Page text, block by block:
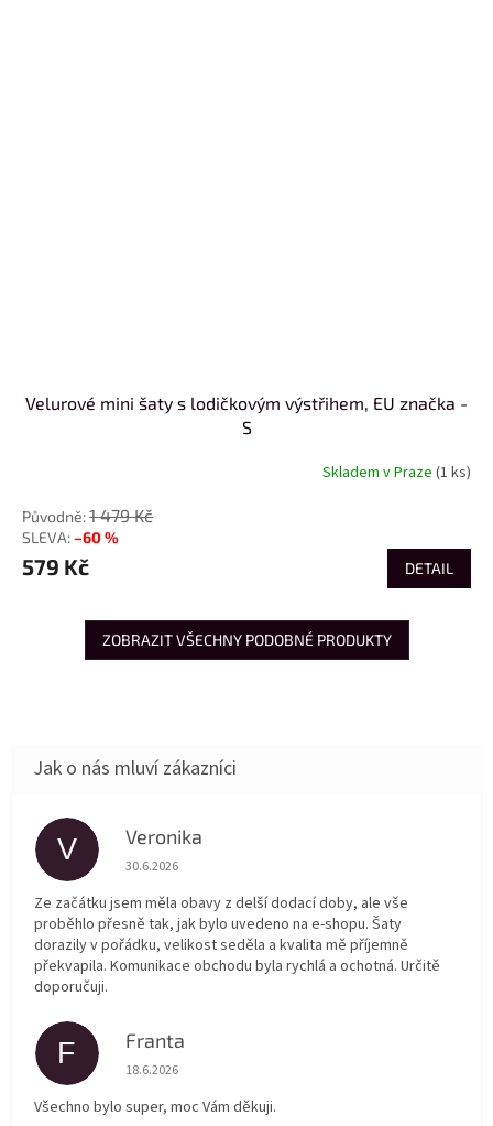
Velurové mini šaty s lodičkovým výstřihem, EU značka -
S
Skladem v Praze (1 ks)
1 479 Kč
–60 %
579 Kč DETAIL
ZOBRAZIT VŠECHNY PODOBNÉ PRODUKTY
V Veronika
Hodnocení obchodu je 5 z 5 hvězdiček.
30.6.2026
Ze začátku jsem měla obavy z delší dodací doby, ale vše
proběhlo přesně tak, jak bylo uvedeno na e-shopu. Šaty
dorazily v pořádku, velikost seděla a kvalita mě příjemně
překvapila. Komunikace obchodu byla rychlá a ochotná. Určitě
doporučuji.
F Franta
Hodnocení obchodu je 5 z 5 hvězdiček.
18.6.2026
Všechno bylo super, moc Vám děkuji.